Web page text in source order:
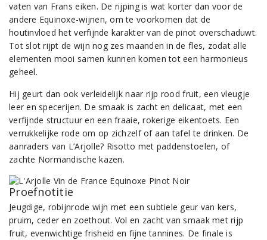
vaten van Frans eiken. De rijping is wat korter dan voor de
andere Equinoxe-wijnen, om te voorkomen dat de
houtinvloed het verfijnde karakter van de pinot overschaduwt.
Tot slot rijpt de wijn nog zes maanden in de fles, zodat alle
elementen mooi samen kunnen komen tot een harmonieus
geheel.
Hij geurt dan ook verleidelijk naar rijp rood fruit, een vleugje
leer en specerijen. De smaak is zacht en delicaat, met een
verfijnde structuur en een fraaie, rokerige eikentoets. Een
verrukkelijke rode om op zichzelf of aan tafel te drinken. De
aanraders van L’Arjolle? Risotto met paddenstoelen, of
zachte Normandische kazen.
Proefnotitie
Jeugdige, robijnrode wijn met een subtiele geur van kers,
pruim, ceder en zoethout. Vol en zacht van smaak met rijp
fruit, evenwichtige frisheid en fijne tannines. De finale is